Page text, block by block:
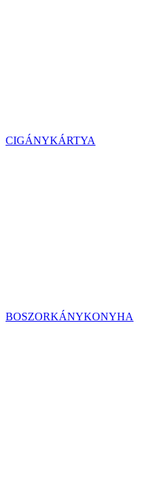
CIGÁNYKÁRTYA
BOSZORKÁNYKONYHA